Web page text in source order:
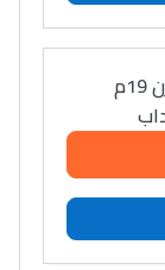
الظاهرة الإمبريالية في أواخر القرن 19م